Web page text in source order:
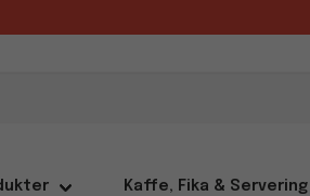
Kaffe, Fika & Servering